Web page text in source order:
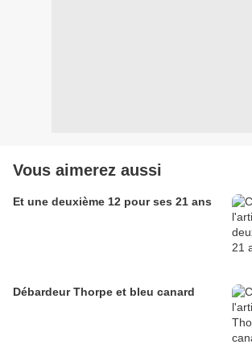
Vous aimerez aussi
Et une deuxième 12 pour ses 21 ans
Débardeur Thorpe et bleu canard